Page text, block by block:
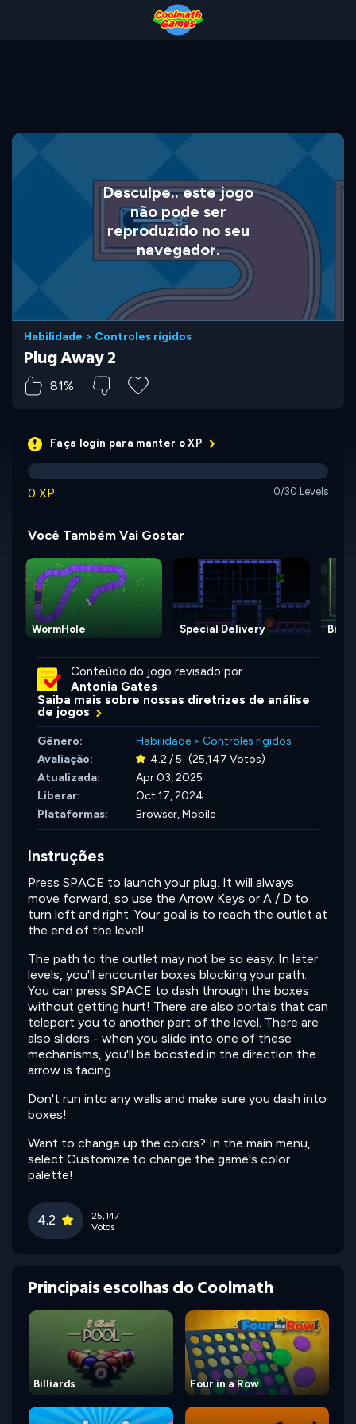
Desculpe.. este jogo
não pode ser
reproduzido no seu
navegador.
Habilidade > Controles rígidos
Plug Away 2
81%
Faça login para manter o XP
0 XP 0/30 Levels
Você Também Vai Gostar
WormHole Special Delivery
Conteúdo do jogo revisado por
Antonia Gates
Saiba mais sobre nossas diretrizes de análise
de jogos
Gênero: Habilidade > Controles rígidos
Avaliação:
4.2 / 5 (25,147 Votos)
Atualizada:
Apr 03, 2025
Liberar:
Oct 17, 2024
Plataformas:
Browser, Mobile
Instruções
Press SPACE to launch your plug. It will always
move forward, so use the Arrow Keys or A / D to
turn left and right. Your goal is to reach the outlet at
the end of the level!
The path to the outlet may not be so easy. In later
levels, you'll encounter boxes blocking your path.
You can press SPACE to dash through the boxes
without getting hurt! There are also portals that can
teleport you to another part of the level. There are
also sliders - when you slide into one of these
mechanisms, you'll be boosted in the direction the
arrow is facing.
Don't run into any walls and make sure you dash into
boxes!
Want to change up the colors? In the main menu,
select Customize to change the game's color
palette!
4.2
25,147
Votos
Principais escolhas do Coolmath
Billiards Four in a Row